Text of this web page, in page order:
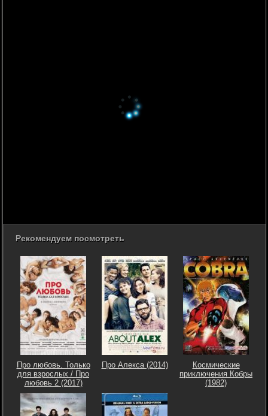
Рекомендуем посмотреть
Про любовь. Только
для взрослых / Про
любовь 2 (2017)
Про Алекса (2014)
Космические
приключения Кобры
(1982)